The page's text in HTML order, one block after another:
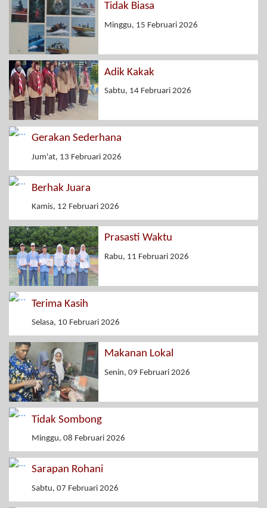
Tidak Biasa
Minggu, 15 Februari 2026
Adik Kakak
Sabtu, 14 Februari 2026
Gerakan Sederhana
Jum'at, 13 Februari 2026
Berhak Juara
Kamis, 12 Februari 2026
Prasasti Waktu
Rabu, 11 Februari 2026
Terima Kasih
Selasa, 10 Februari 2026
Makanan Lokal
Senin, 09 Februari 2026
Tidak Sombong
Minggu, 08 Februari 2026
Sarapan Rohani
Sabtu, 07 Februari 2026